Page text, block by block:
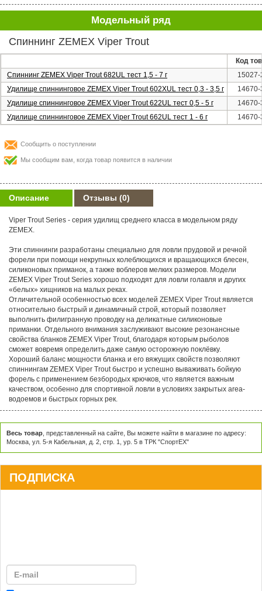
Модельный ряд
Спиннинг ZEMEX Viper Trout
Код
Спиннинг ZEMEX Viper Trout 682UL тест 1,5 - 7 г 15027-
Удилище спиннинговое ZEMEX Viper Trout 602XUL тест 0,3 - 3,5 г 14670-
Удилище спиннинговое ZEMEX Viper Trout 622UL тест 0,5 - 5 г 14670-
Мы сообщим вам, когда товар появится в наличии
Описание Отзывы(0)
ZEMEX.
Эти спиннинги разработаны специально для ловли прудовой и речной
форели при помощи некрупных колеблющихся и вращающихся блесен,
силиконовых приманок, а также воблеров мелких размеров. Модели
ZEMEX Viper Trout Series хорошо подходят для ловли голавля и других
«белых» хищников на малых реках.
Отличительной особенностью всех моделей ZEMEX Viper Trout является
относительно быстрый и динамичный строй, который позволяет
выполнить филигранную проводку на деликатные силиконовые
приманки. Отдельного внимания заслуживают высокие резонансные
свойства бланков ZEMEX Viper Trout, благодаря которым рыболов
сможет вовремя определить даже самую осторожную поклёвку.
Хороший баланс мощности бланка и его вяжущих свойств позволяют
спиннингам ZEMEX Viper Trout быстро и успешно вываживать бойкую
форель с применением безбородых крючков, что является важным
качеством, особенно для спортивной ловли в условиях закрытых area-
водоемов и быстрых горных рек.
Москва, ул. 5-я Кабельная, д. 2, стр. 1, ур. 5 в ТРК "СпортЕХ"